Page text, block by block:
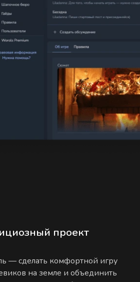
проект
— сделать комфортной игру
на земле и объединить